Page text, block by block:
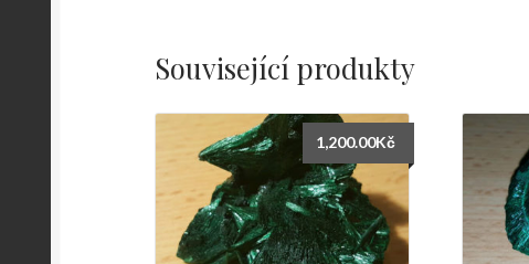
Související produkty
1,200.00Kč